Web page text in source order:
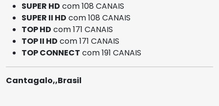
SUPER HD com 108 CANAIS
SUPER II HD com 108 CANAIS
TOP HD com 171 CANAIS
TOP II HD com 171 CANAIS
TOP CONNECT com 191 CANAIS
Cantagalo,,Brasil